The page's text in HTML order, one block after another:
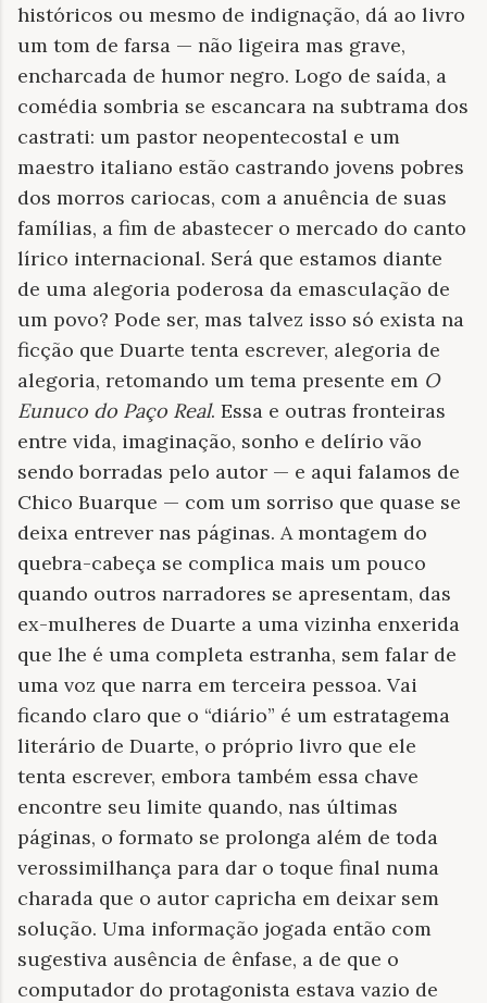
históricos ou mesmo de indignação, dá ao livro
um tom de farsa — não ligeira mas grave,
encharcada de humor negro. Logo de saída, a
comédia sombria se escancara na subtrama dos
castrati: um pastor neopentecostal e um
maestro italiano estão castrando jovens pobres
dos morros cariocas, com a anuência de suas
famílias, a fim de abastecer o mercado do canto
lírico internacional. Será que estamos diante
de uma alegoria poderosa da emasculação de
um povo? Pode ser, mas talvez isso só exista na
ficção que Duarte tenta escrever, alegoria de
alegoria, retomando um tema presente em O
Eunuco do Paço Real. Essa e outras fronteiras
entre vida, imaginação, sonho e delírio vão
sendo borradas pelo autor — e aqui falamos de
Chico Buarque — com um sorriso que quase se
deixa entrever nas páginas. A montagem do
quebra-cabeça se complica mais um pouco
quando outros narradores se apresentam, das
ex-mulheres de Duarte a uma vizinha enxerida
que lhe é uma completa estranha, sem falar de
uma voz que narra em terceira pessoa. Vai
ficando claro que o “diário” é um estratagema
literário de Duarte, o próprio livro que ele
tenta escrever, embora também essa chave
encontre seu limite quando, nas últimas
páginas, o formato se prolonga além de toda
verossimilhança para dar o toque final numa
charada que o autor capricha em deixar sem
solução. Uma informação jogada então com
sugestiva ausência de ênfase, a de que o
computador do protagonista estava vazio de